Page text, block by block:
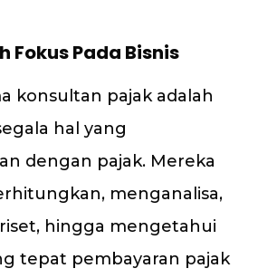
Fokus Pada Bisnis
konsultan pajak adalah
hal yang
dengan pajak. Mereka
menganalisa,
hingga mengetahui
tepat pembayaran pajak